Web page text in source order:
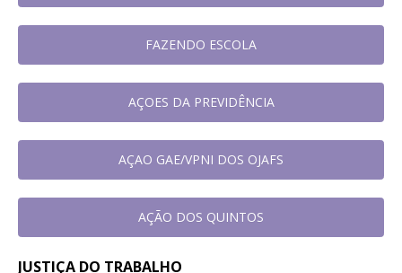
FAZENDO ESCOLA
AÇOES DA PREVIDÊNCIA
AÇAO GAE/VPNI DOS OJAFS
AÇÃO DOS QUINTOS
JUSTIÇA DO TRABALHO